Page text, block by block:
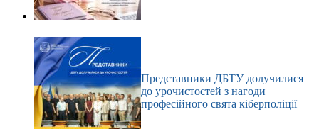
Представники ДБТУ долучилися
до урочистостей з нагоди
професійного свята кіберполіції